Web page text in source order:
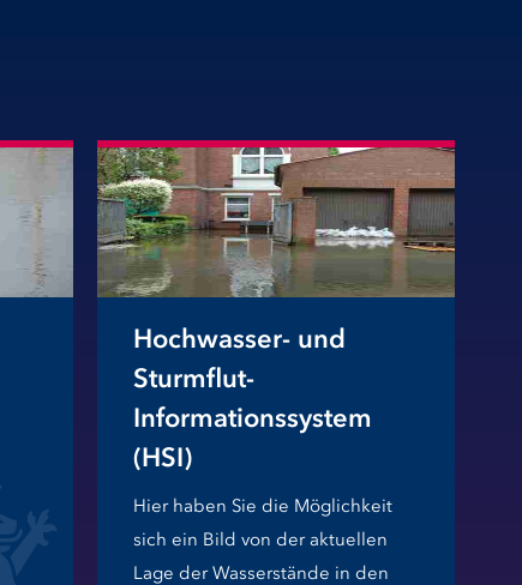
Hochwasser- und
Sturmflut-
Informationssystem
(HSI)
Hier haben Sie die Möglichkeit
sich ein Bild von der aktuellen
Lage der Wasserstände in den